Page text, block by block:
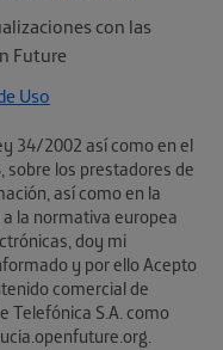
con las
Future
Uso
34/2002 así como en el
sobre los prestadores de
así como en la
la normativa europea
doy mi
y por ello Acepto
comercial de
Telefónica S.A. como